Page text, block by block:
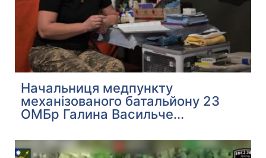
Начальниця медпункту
механізованого батальйону 23
ОМБр Галина Васильче...